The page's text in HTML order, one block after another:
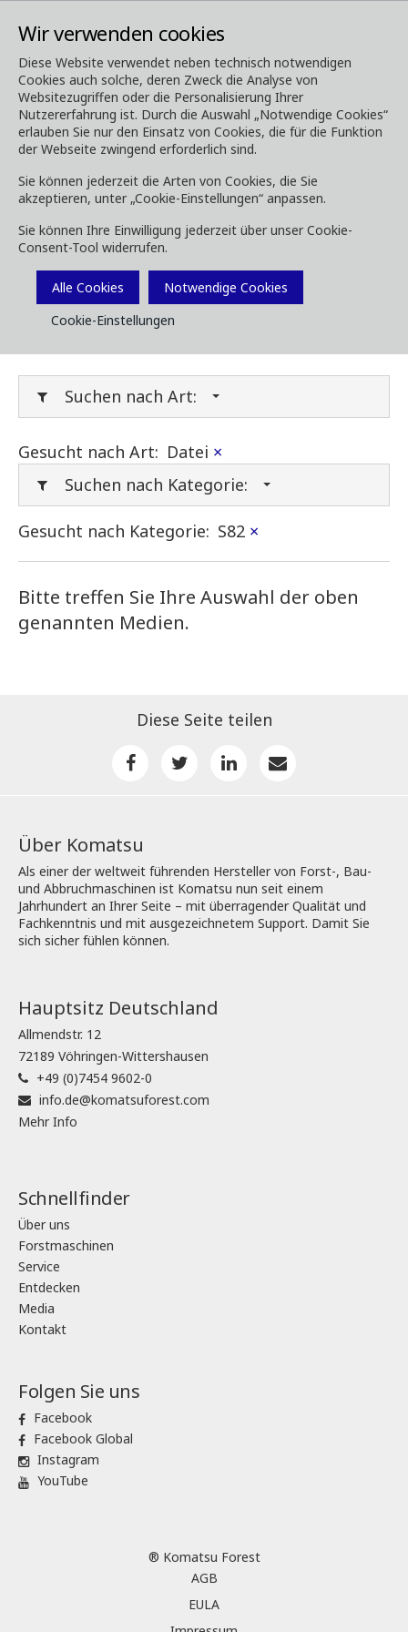
Wir verwenden cookies
Diese Website verwendet neben technisch notwendigen
Cookies auch solche, deren Zweck die Analyse von
Websitezugriffen oder die Personalisierung Ihrer
Nutzererfahrung ist. Durch die Auswahl „Notwendige Cookies“
erlauben Sie nur den Einsatz von Cookies, die für die Funktion
der Webseite zwingend erforderlich sind.
Sie können jederzeit die Arten von Cookies, die Sie
akzeptieren, unter „Cookie-Einstellungen“ anpassen.
Sie können Ihre Einwilligung jederzeit über unser Cookie-
Consent-Tool widerrufen.
Alle Cookies
Notwendige Cookies
Cookie-Einstellungen
Media Downloads
Downloads
Laden Sie Broschüren, Bilder, Videos,
Kundenmagazine und andere Medien herunter.
Sie können dies nach Typ oder Kategorie unten
Filtern.
Filter Media
Suchen nach Art:
Gesucht nach Art: Datei ×
Suchen nach Kategorie:
Gesucht nach Kategorie: S82 ×
Bitte treffen Sie Ihre Auswahl der oben
genannten Medien.
Diese Seite teilen
Über Komatsu
Als einer der weltweit führenden Hersteller von Forst-, Bau-
und Abbruchmaschinen ist Komatsu nun seit einem
Jahrhundert an Ihrer Seite – mit überragender Qualität und
Fachkenntnis und mit ausgezeichnetem Support. Damit Sie
sich sicher fühlen können.
Hauptsitz Deutschland
Allmendstr. 12
72189 Vöhringen-Wittershausen
+49 (0)7454 9602-0
info.de@komatsuforest.com
Mehr Info
Schnellfinder
Über uns
Forstmaschinen
Service
Entdecken
Media
Kontakt
Folgen Sie uns
Facebook
Facebook Global
Instagram
YouTube
® Komatsu Forest
AGB
EULA